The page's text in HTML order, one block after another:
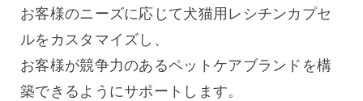
お客様のニーズに応じて犬猫用レシチンカプセ
ルをカスタマイズし、
お客様が競争力のあるペットケアブランドを構
築できるようにサポートします。